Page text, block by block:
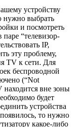
устройству
нужно выбрать
и посмотреть
“телевизор-
IP,
эту проблему,
TV к сети. Для
беспроводной
(“Not
находится вне зоны
будет
устройства
то нужно
какое-либо